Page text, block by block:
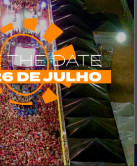
Ver resultados